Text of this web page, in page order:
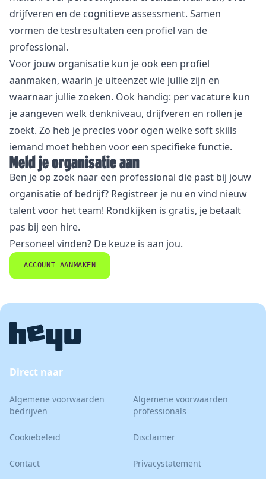
drijfveren en de cognitieve assessment. Samen
vormen de testresultaten een profiel van de
professional.
Voor jouw organisatie kun je ook een profiel
aanmaken, waarin je uiteenzet wie jullie zijn en
waarnaar jullie zoeken. Ook handig: per vacature kun
je aangeven welk denkniveau, drijfveren en rollen je
zoekt. Zo heb je precies voor ogen welke soft skills
iemand moet hebben voor een specifieke functie.
Meld je organisatie aan
Ben je op zoek naar een professional die past bij jouw
organisatie of bedrijf? Registreer je nu en vind nieuw
talent voor het team! Rondkijken is gratis, je betaalt
pas bij een hire.
Personeel vinden? De keuze is aan jou.
ACCOUNT AANMAKEN
Direct naar
Algemene voorwaarden
bedrijven
Algemene voorwaarden
professionals
Cookiebeleid Disclaimer
Contact Privacystatement